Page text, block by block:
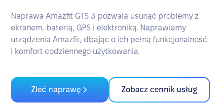
Naprawa Amazfit GTS 3 pozwala usunąć problemy z
ekranem, baterią, GPS i elektroniką. Naprawiamy
urządzenia Amazfit, dbając o ich pełną funkcjonalność
i komfort codziennego użytkowania.
Zleć naprawę Zobacz cennik usług